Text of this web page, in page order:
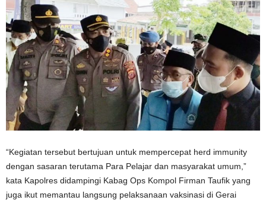
“Kegiatan tersebut bertujuan untuk mempercepat herd immunity
dengan sasaran terutama Para Pelajar dan masyarakat umum,”
kata Kapolres didampingi Kabag Ops Kompol Firman Taufik yang
juga ikut memantau langsung pelaksanaan vaksinasi di Gerai